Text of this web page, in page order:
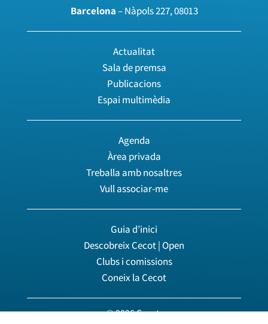
Barcelona– Nàpols 227, 08013
Actualitat
Sala de premsa
Publicacions
Espai multimèdia
Agenda
Àrea privada
Treballa amb nosaltres
Vull associar-me
Guia d’inici
Descobreix Cecot | Open
Clubs i comissions
Coneix la Cecot
© 2026 Cecot